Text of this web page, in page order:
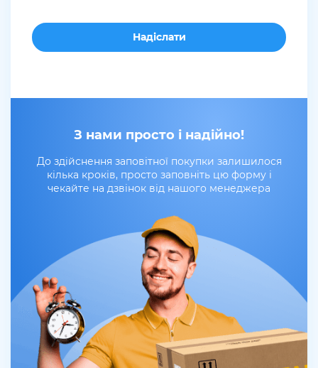
З нами просто і надійно!
До здійснення заповітної покупки залишилося
кілька кроків, просто заповніть цю форму і
чекайте на дзвінок від нашого менеджера